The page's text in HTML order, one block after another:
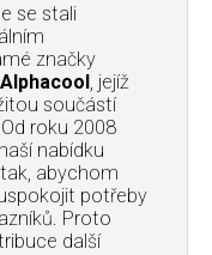
se stali
značky
Alphacool, jejíž
součástí
roku 2008
nabídku
abychom
potřeby
Proto
další